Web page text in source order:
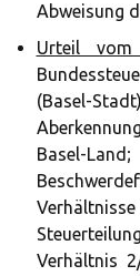
Abweisung
Urteil vom
(Basel-
Basel-
Verhältnis